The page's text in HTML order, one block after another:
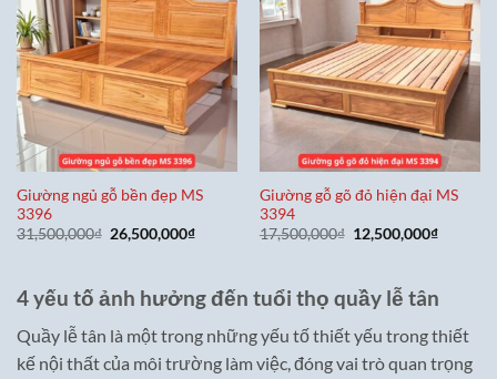
Giường ngủ gỗ bền đẹp MS
3396
31,500,000₫ Giá
gốc
26,500,000₫Giá
26,500,000₫.
Giường gỗ gõ đỏ hiện đại MS
3394
17,500,000₫ Giá
gốc
12,500,000₫Giá
4 yếu tố ảnh hưởng đến tuổi thọ quầy lễ tân
Quầy lễ tân là một trong những yếu tố thiết yếu trong thiết
kế nội thất của môi trường làm việc, đóng vai trò quan trọng